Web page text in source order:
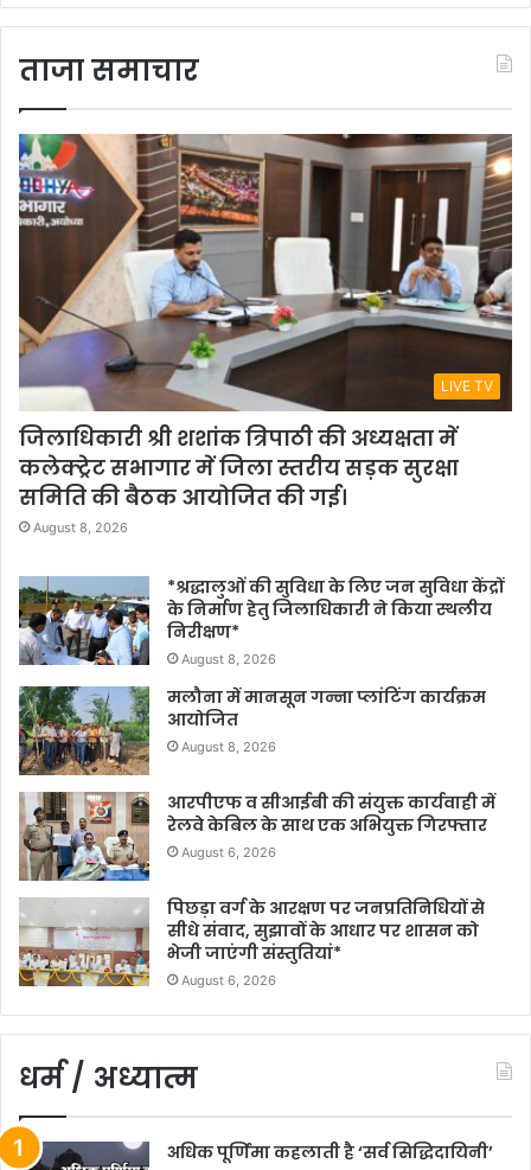
ताजा समाचार
LIVE TV
जिलाधिकारी श्री शशांक त्रिपाठी की अध्यक्षता में
कलेक्ट्रेट सभागार में जिला स्तरीय सड़क सुरक्षा
समिति की बैठक आयोजित की गई।
August 8, 2026
*श्रद्धालुओं की सुविधा के लिए जन सुविधा केंद्रों
के निर्माण हेतु जिलाधिकारी ने किया स्थलीय
निरीक्षण*
August 8, 2026
मलौना में मानसून गन्ना प्लांटिंग कार्यक्रम
आयोजित
August 8, 2026
आरपीएफ व सीआईबी की संयुक्त कार्यवाही में
रेलवे केबिल के साथ एक अभियुक्त गिरफ्तार
August 6, 2026
पिछड़ा वर्ग के आरक्षण पर जनप्रतिनिधियों से
सीधे संवाद, सुझावों के आधार पर शासन को
भेजी जाएंगी संस्तुतियां*
August 6, 2026
धर्म / अध्यात्म
अधिक पूर्णिमा कहलाती है ‘सर्व सिद्धिदायिनी’